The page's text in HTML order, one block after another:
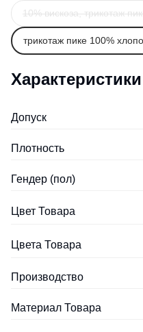
10% вискоза, трикотаж
трикотаж пике 100%
Характеристики
Допуск
Плотность
Гендер (пол)
Цвет Товара
Цвета Товара
Производство
Материал Товара